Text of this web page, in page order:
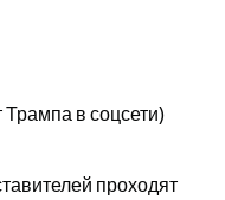
в соцсети)
проходят